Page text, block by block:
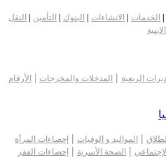
الخدمات الانشاءات البنوك التأمين
النقل
الربعية | المدخلات والمخرجات |
الأرقام
| المواليد و الوفيات | إحصاءات المرأة
| الصحة الأسرية | إحصاءات الفقر